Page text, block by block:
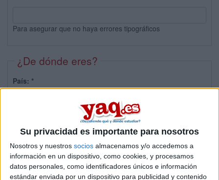
Su privacidad es importante para nosotros
Nosotros y nuestros socios almacenamos y/o accedemos a
información en un dispositivo, como cookies, y procesamos
datos personales, como identificadores únicos e información
estándar enviada por un dispositivo para publicidad y contenido
Para asegurar que no haya errores tipográficos
¿De dónde eres?
País: *
Sobre ti